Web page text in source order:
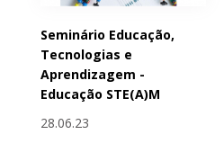
Seminário Educação,
Tecnologias e
Aprendizagem -
Educação STE(A)M
28.06.23